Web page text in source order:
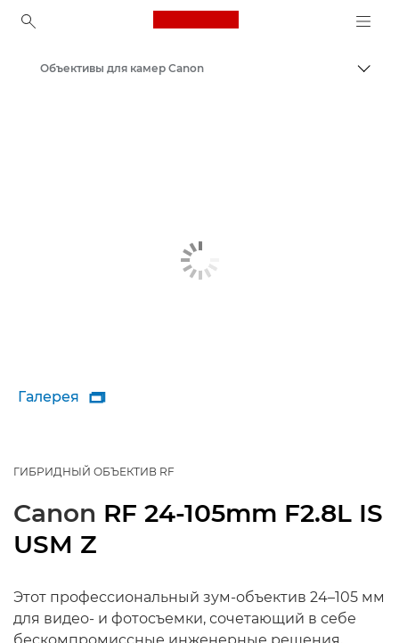
Canon Logo, back to
Объективы для камер Canon
Галерея 
ГИБРИДНЫЙ ОБЪЕКТИВ RF
Canon RF 24-105mm F2.8L IS
USM Z
Этот профессиональный зум-объектив 24–105 мм
для видео- и фотосъемки, сочетающий в себе